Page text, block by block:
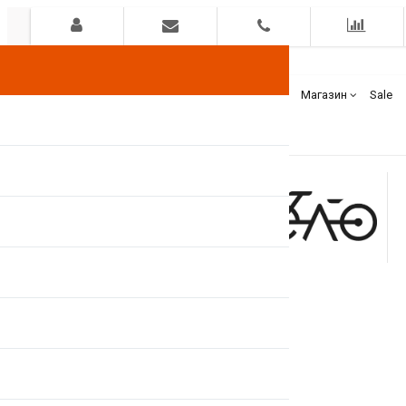
Гарантия Оплата Доставка Бренды Магазин Sale